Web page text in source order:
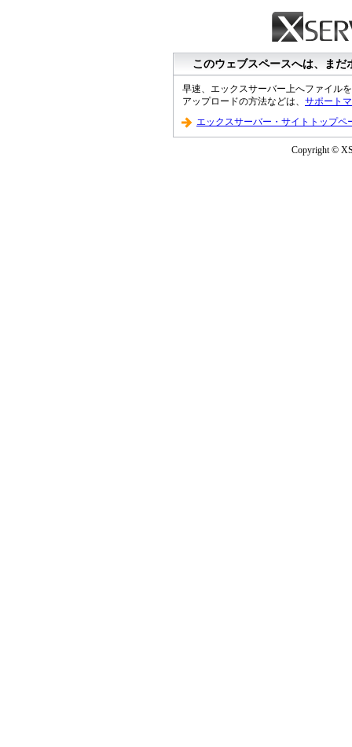
このウェブスペースへは、ま
早速、エックスサーバー上へファイル
アップロードの方法などは、 サポート
エックスサーバー・サイトトップペ
Copyright ©